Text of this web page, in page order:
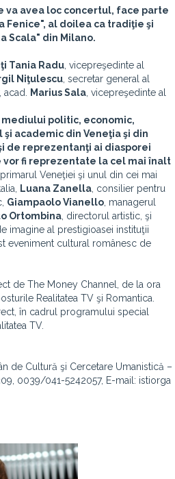
va avea loc concertul, face parte
Fenice", al doilea ca tradiţie şi
Scala" din Milano.
Tania Radu , vicepreşedinte al
Niţulescu , secretar general al
Marius Sala , vicepreşedinte al
politic, economic,
academic din Veneţia şi din
de reprezentanţi ai diasporei
fi reprezentate la cel mai înalt
, primarul Veneţiei şi unul din cei mai
Luana Zanella , consilier pentru
Giampaolo Vianello , managerul
Ortombina , directorul artistic, şi
imagine al prestigioasei instituţii
eveniment cultural românesc de
de The Money Channel, de la ora
Realitatea TV şi Romantica.
în cadrul programului special
TV.
de Cultură şi Cercetare Umanistică –
0039/041-5242057, E-mail: istiorga